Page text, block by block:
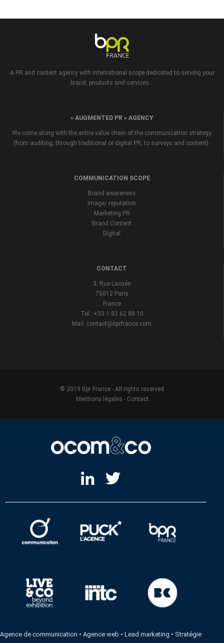
A PR and content agency with international scope dedicated to serving your
brand, products and services...
« AUGMENTED PR » AGENCY
We come along with the entire value chain of the communication strategy
(from auditing, through traditional or digital PR, to surveys and content).
COMMUNICATION SCOPE
Brand awareness
Image/ reputation
Marketing PR
Brand Content
Digital
CONTACT
3, Rue Lacuée
75012 Paris
France
Tel : +33 1 83 62 88 10
Mail: contact@bprfrance.com
© 2019 Bpr France - All rights reserved
Mentions légales - Contact
Agence de communication •Agence web •Lead marketing • Stratégie